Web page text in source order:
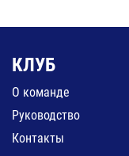
КЛУБ
О команде
Руководство
Контакты